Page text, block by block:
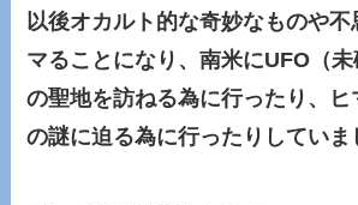
以後オカルト的な奇妙なものや
マることになり、南米にUFO（未
の聖地を訪ねる為に行ったり、ヒ
の謎に迫る為に行ったりしていま